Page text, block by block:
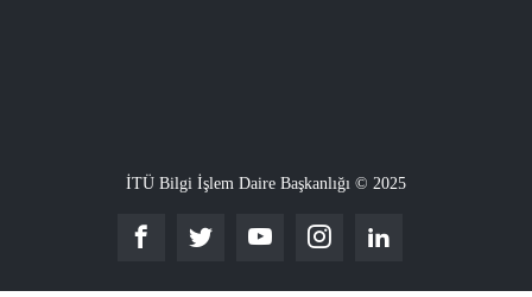
İTÜ Bilgi İşlem Daire Başkanlığı © 2025